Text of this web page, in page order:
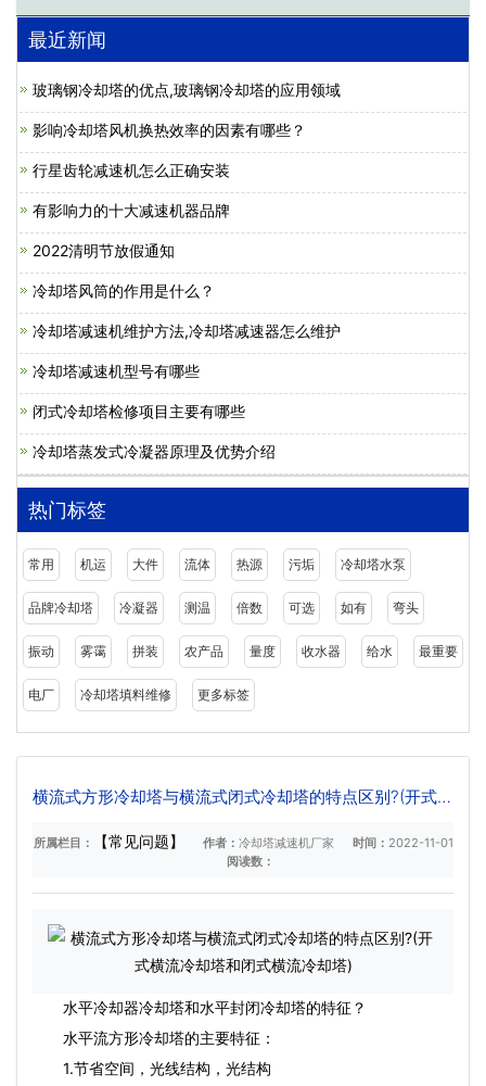
最近新闻
玻璃钢冷却塔的优点,玻璃钢冷却塔的应用领域
影响冷却塔风机换热效率的因素有哪些？
行星齿轮减速机怎么正确安装
有影响力的十大减速机器品牌
2022清明节放假通知
冷却塔风筒的作用是什么？
冷却塔减速机维护方法,冷却塔减速器怎么维护
冷却塔减速机型号有哪些
闭式冷却塔检修项目主要有哪些
冷却塔蒸发式冷凝器原理及优势介绍
热门标签
常用 机运 大件 流体 热源 污垢 冷却塔水泵
品牌冷却塔 冷凝器 测温 倍数 可选 如有 弯头
振动 雾霭 拼装 农产品 量度 收水器 给水 最重要
电厂 冷却塔填料维修 更多标签
横流式方形冷却塔与横流式闭式冷却塔的特点区别?(开式横
所属栏目： 【常见问题】 作者： 冷却塔减速机厂家 时间： 2022-11-01
阅读数：
水平冷却器冷却塔和水平封闭冷却塔的特征？
水平流方形冷却塔的主要特征：
1.节省空间，光线结构，光结构